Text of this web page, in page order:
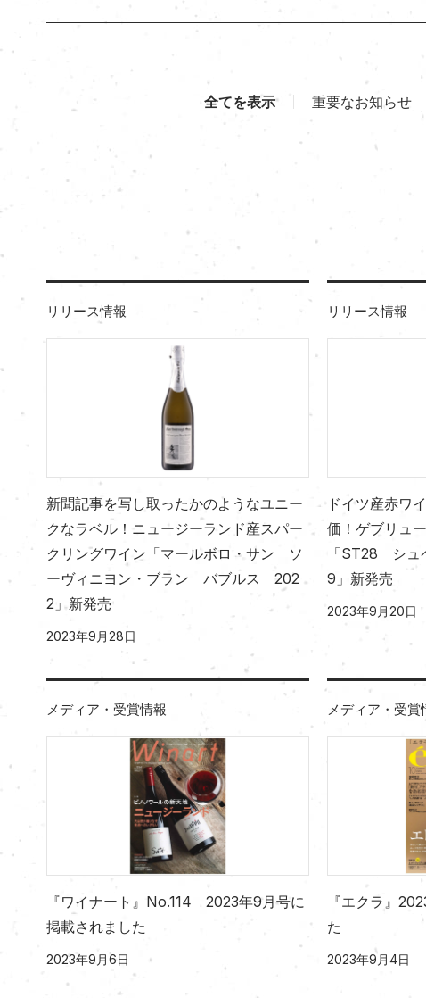
全てを表示 重要なお知らせ
リリース情報
新聞記事を写し取ったかのようなユニー
クなラベル！ニュージーランド産スパー
クリングワイン「マールボロ・サン ソ
ーヴィニヨン・ブラン バブルス 202
2」新発売
2023年9月28日
リリース情報
ドイツ産赤ワ
価！ゲブリュ
「ST28 シュ
9」新発売
2023年9月20日
メディア・受賞情報
『ワイナート』No.114 2023年9月号に
掲載されました
2023年9月6日
メディア・受賞
『エクラ』
た
2023年9月4日